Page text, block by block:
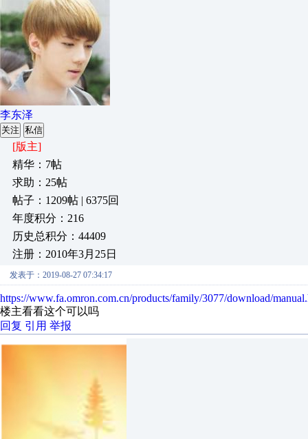
李东泽
关注 私信
[版主]
精华：7帖
求助：25帖
帖子：1209帖 | 6375回
年度积分：216
历史总积分：44409
注册：2010年3月25日
发表于：2019-08-27 07:34:17
https://www.fa.omron.com.cn/products/family/3077/download/
楼主看看这个可以吗
回复 引用 举报